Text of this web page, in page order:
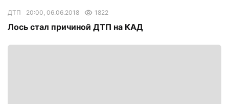
ДТП 20:00, 06.06.2018 1822
Лось стал причиной ДТП на КАД